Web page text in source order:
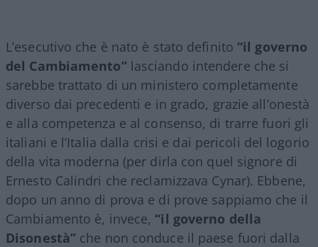
L’esecutivo che è nato è stato definito “il governo
del Cambiamento”lasciando intendere che si
sarebbe trattato di un ministero completamente
diverso dai precedenti e in grado, grazie all’onestà
e alla competenza e al consenso, di trarre fuori gli
italiani e l’Italia dalla crisi e dai pericoli del logorio
della vita moderna (per dirla con quel signore di
Ernesto Calindri che reclamizzava Cynar). Ebbene,
dopo un anno di prova e di prove sappiamo che il
Cambiamento è, invece,“il governo della
Disonestà” che non conduce il paese fuori dalla